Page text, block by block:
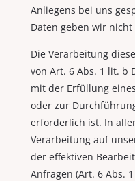
Anliegens bei uns
Daten geben wir
Die Verarbeitung
von Art. 6 Abs. 1 lit. b
mit der Erfüllung
oder zur
erforderlich ist. In
Verarbeitung auf
der effektiven
Anfragen (Art. 6 Abs.